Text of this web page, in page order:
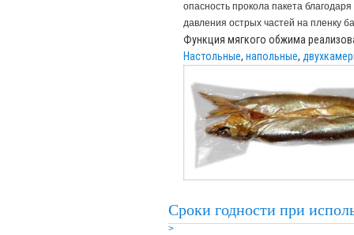
опасность прокола пакета
давления острых частей на пленку
Функция мягкого обжима
Настольные, напольные,
Сроки годности при
>